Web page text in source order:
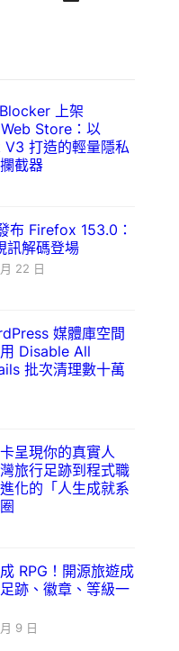
上架
Store：以
打造的輕量隱私
截器
布 Firefox 153.0：
訊解碼登場
22 日
媒體庫空間
Disable All
批次清理數十萬
呈現你的真實人
旅行足跡到程式職
化的「人生成就系
RPG！開源旅遊成
跡、徽章、等級一
9 日